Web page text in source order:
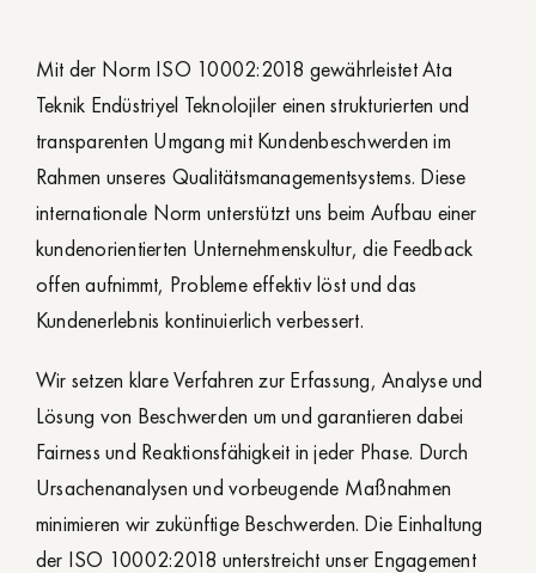
Mit der Norm ISO 10002:2018 gewährleistet Ata
Teknik Endüstriyel Teknolojiler einen strukturierten und
transparenten Umgang mit Kundenbeschwerden im
Rahmen unseres Qualitätsmanagementsystems. Diese
internationale Norm unterstützt uns beim Aufbau einer
kundenorientierten Unternehmenskultur, die Feedback
offen aufnimmt, Probleme effektiv löst und das
Kundenerlebnis kontinuierlich verbessert.
Wir setzen klare Verfahren zur Erfassung, Analyse und
Lösung von Beschwerden um und garantieren dabei
Fairness und Reaktionsfähigkeit in jeder Phase. Durch
Ursachenanalysen und vorbeugende Maßnahmen
minimieren wir zukünftige Beschwerden. Die Einhaltung
der ISO 10002:2018 unterstreicht unser Engagement